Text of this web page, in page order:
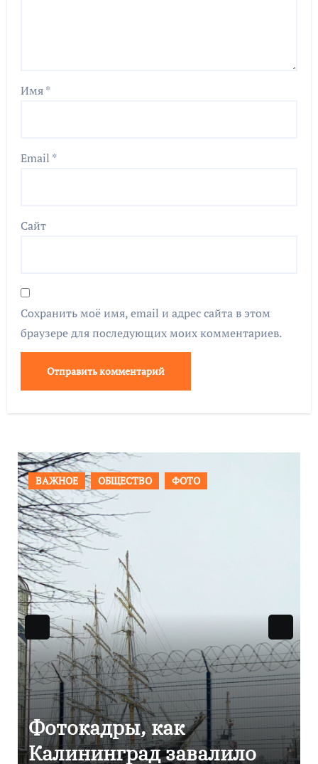
Имя*
Email *
Сайт
Сохранить моё имя, email и адрес сайта в этом
браузере для последующих моих комментариев.
ПРОИСШЕСТВИЯ ФОТО
Фоторепортаж как в
Калининграде